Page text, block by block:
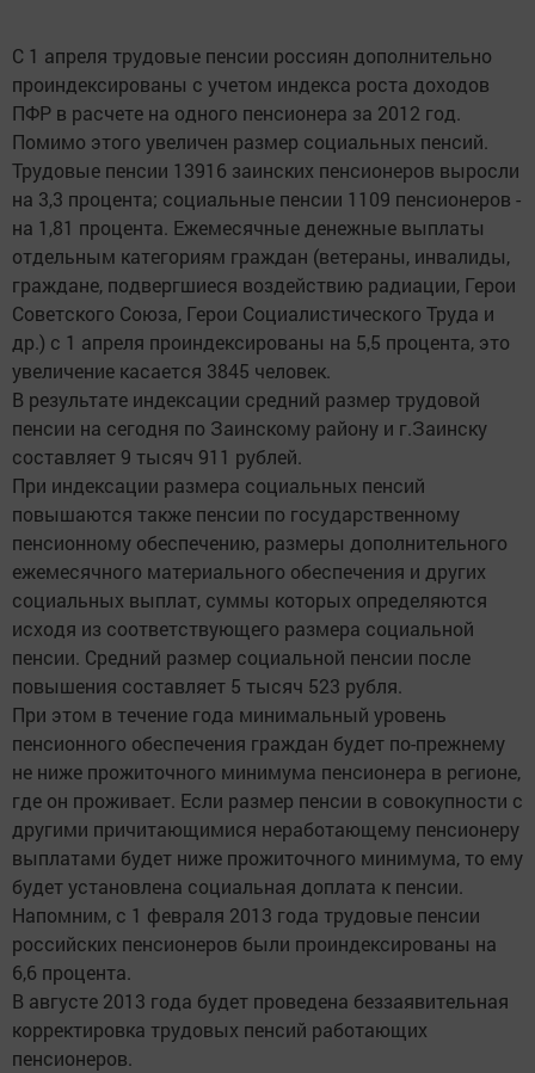
С 1 апреля трудовые пенсии россиян дополнительно
проиндексированы с учетом индекса роста доходов
ПФР в расчете на одного пенсионера за 2012 год.
Помимо этого увеличен размер социальных пенсий.
Трудовые пенсии 13916 заинских пенсионеров выросли
на 3,3 процента; социальные пенсии 1109 пенсионеров -
на 1,81 процента. Ежемесячные денежные выплаты
отдельным категориям граждан (ветераны, инвалиды,
граждане, подвергшиеся воздействию радиации, Герои
Советского Союза, Герои Социалистического Труда и
др.) с 1 апреля проиндексированы на 5,5 процента, это
увеличение касается 3845 человек.
В результате индексации средний размер трудовой
пенсии на сегодня по Заинскому району и г.Заинску
составляет 9 тысяч 911 рублей.
При индексации размера социальных пенсий
повышаются также пенсии по государственному
пенсионному обеспечению, размеры дополнительного
ежемесячного материального обеспечения и других
социальных выплат, суммы которых определяются
исходя из соответствующего размера социальной
пенсии. Средний размер социальной пенсии после
повышения составляет 5 тысяч 523 рубля.
При этом в течение года минимальный уровень
пенсионного обеспечения граждан будет по-прежнему
не ниже прожиточного минимума пенсионера в регионе,
где он проживает. Если размер пенсии в совокупности с
другими причитающимися неработающему пенсионеру
выплатами будет ниже прожиточного минимума, то ему
будет установлена социальная доплата к пенсии.
Напомним, с 1 февраля 2013 года трудовые пенсии
российских пенсионеров были проиндексированы на
6,6 процента.
В августе 2013 года будет проведена беззаявительная
корректировка трудовых пенсий работающих
пенсионеров.